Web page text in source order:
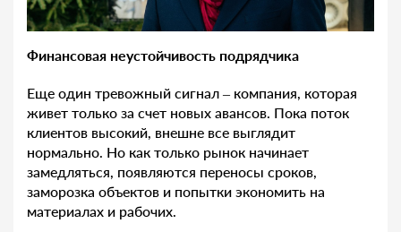
Финансовая неустойчивость подрядчика
Еще один тревожный сигнал – компания, которая
живет только за счет новых авансов. Пока поток
клиентов высокий, внешне все выглядит
нормально. Но как только рынок начинает
замедляться, появляются переносы сроков,
заморозка объектов и попытки экономить на
материалах и рабочих.